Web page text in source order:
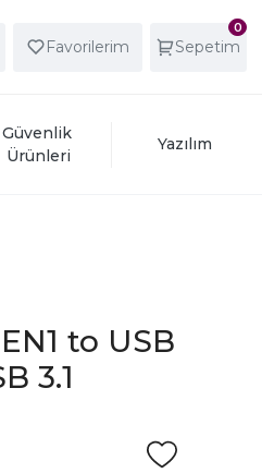
Favorilerim
0
Sepetim
Güvenlik
Ürünleri
Yazılım
to USB
3.1